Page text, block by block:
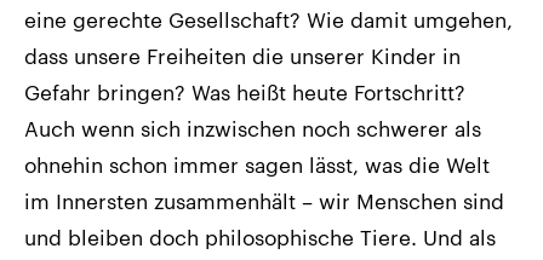
eine gerechte Gesellschaft? Wie damit umgehen,
dass unsere Freiheiten die unserer Kinder in
Gefahr bringen? Was heißt heute Fortschritt?
Auch wenn sich inzwischen noch schwerer als
ohnehin schon immer sagen lässt, was die Welt
im Innersten zusammenhält – wir Menschen sind
und bleiben doch philosophische Tiere. Und als